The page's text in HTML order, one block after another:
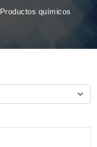
Productos químicos